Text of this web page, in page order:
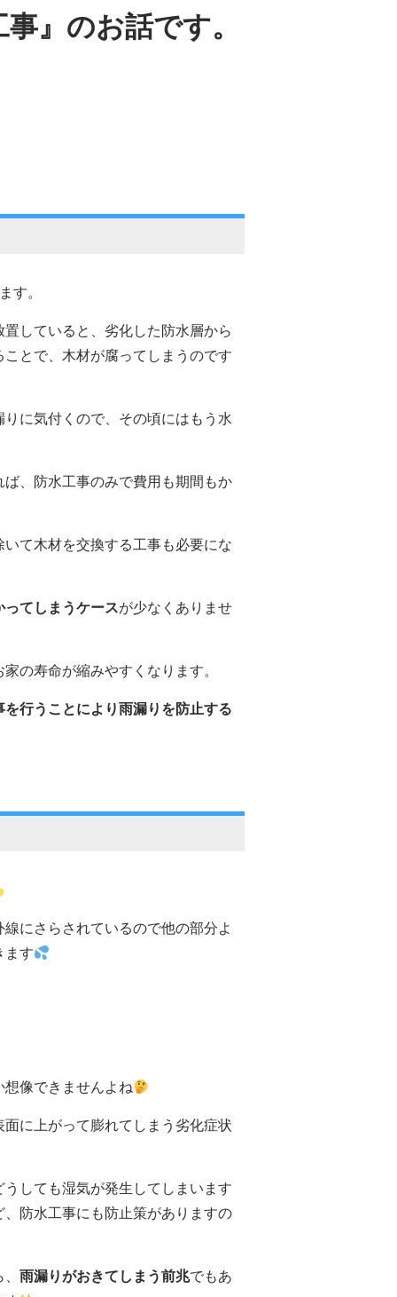
』のお話です。
す。
していると、劣化した防水層から
とで、 木材が腐ってしまうのです
に気付くので、その頃にはもう水
、防水工事のみで費用も期間もか
て木材を交換する工事も必要にな
ってしまうケースが少なくありませ
の寿命が縮みやすくなります。
を行うことにより雨漏りを防止する
にさらされているので他の部分よ
ます
像できませんよね
に上がって膨れてしまう劣化症状
しても湿気が発生してしまいます
防水工事にも防止策がありますの
雨漏りがおきてしまう前兆でもあ